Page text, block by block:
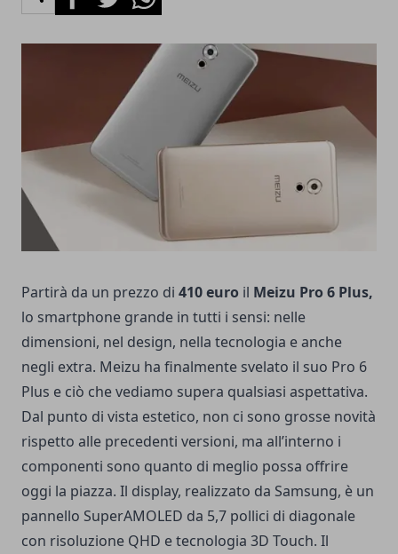
Partirà da un prezzo di 410 euro il Meizu Pro 6 Plus,
lo smartphone grande in tutti i sensi: nelle
dimensioni, nel design, nella tecnologia e anche
negli extra. Meizu ha finalmente svelato il suo Pro 6
Plus e ciò che vediamo supera qualsiasi aspettativa.
Dal punto di vista estetico, non ci sono grosse novità
rispetto alle precedenti versioni, ma all’interno i
componenti sono quanto di meglio possa offrire
oggi la piazza. Il display, realizzato da Samsung, è un
pannello SuperAMOLED da 5,7 pollici di diagonale
con risoluzione QHD e tecnologia 3D Touch. Il